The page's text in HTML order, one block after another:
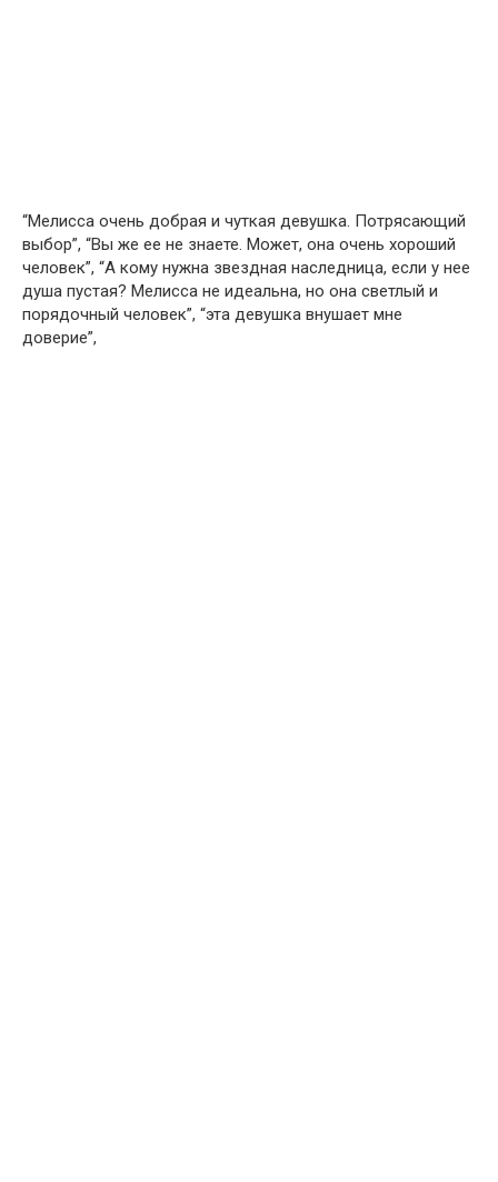
“Мелисса очень добрая и чуткая девушка. Потрясающий
выбор”, “Вы же ее не знаете. Может, она очень хороший
человек”, “А кому нужна звездная наследница, если у нее
душа пустая? Мелисса не идеальна, но она светлый и
порядочный человек”, “эта девушка внушает мне
доверие”,